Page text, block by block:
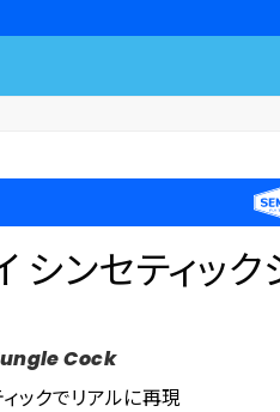
シンセティック
Cock
ックでリアルに再現